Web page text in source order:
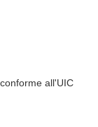
all'UIC